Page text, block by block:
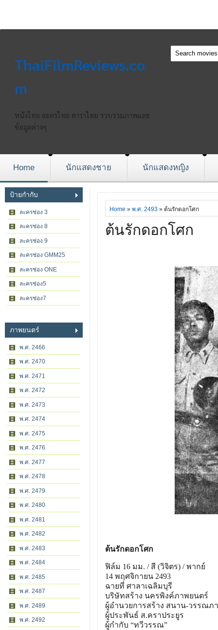
ThaiFilmReviews.co
m
หนังไทย ละครไทย ดาราไทย รวบรวมภาพและ
ข้อมูลต่างๆ
Home นักแสดงชาย นักแสดงหญิง
ป้ายกำกับ
ละครช่อง 3
ละครช่อง 8
ละครช่อง 9
ละครช่อง GMM25
ละครช่อง ONE
ละครช่อง5
ละครช่อง7
ภาพยนตร์
พ.ศ. 2466
พ.ศ. 2470
พ.ศ. 2471
พ.ศ. 2472
พ.ศ. 2473
พ.ศ. 2474
พ.ศ. 2475
พ.ศ. 2476
พ.ศ. 2477
พ.ศ. 2478
พ.ศ. 2479
พ.ศ. 2480
พ.ศ. 2481
พ.ศ. 2482
พ.ศ. 2483
พ.ศ. 2484
พ.ศ. 2485
พ.ศ. 2487
พ.ศ. 2489
พ.ศ. 2492
Home » พ.ศ. 2493 » ต้นรักดอกโศก
ต้นรักดอกโศก
ต้นรักดอกโศก
ฟิล์ม 16 มม. / สี (วิจิตร) / พากย์
14 พฤศจิกายน 2493
ฉายที่ ศาลาเฉลิมบุรี
บริษัทสร้าง นครพิงค์ภาพยนตร์
ผู้อํานวยการสร้าง สนาน-วรรณภา
ผู้ประพันธ์ ส.คราประยูร
ผู้กํากับ “ทวีวรรณ”